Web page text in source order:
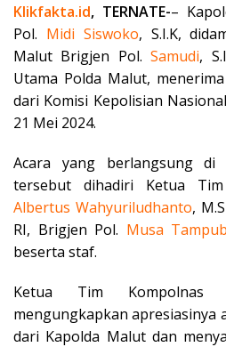
Klikfakta.id, TERNATE-–
Pol. Midi Siswoko, S.I.K,
Malut Brigjen Pol.Samudi,
Utama Polda Malut,
dari Komisi Kepolisian
21 Mei 2024.
Acara yang berlangsung di
tersebut dihadiri Ketua
Albertus Wahyuriludhanto,
RI, Brigjen Pol. Musa
beserta staf.
Ketua Tim
mengungkapkan apresiasinya
dari Kapolda Malut dan